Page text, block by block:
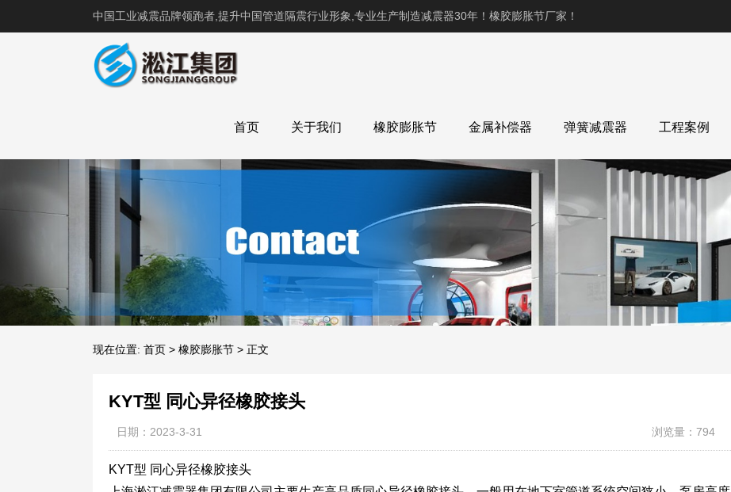
中国工业减震品牌领跑者,提升中国管道隔震行业形象,专业生产制造减震器30年！橡胶膨胀节厂家！
首页 关于我们 橡胶膨胀节 金属补偿器 弹簧减震器 工程案例
现在位置: 首页 > 橡胶膨胀节 > 正文
KYT型 同心异径橡胶接头
日期：2023-3-31 浏览量：794
KYT型 同心异径橡胶接头